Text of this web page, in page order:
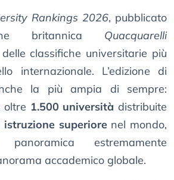
Rankings 2026, pubblicato
britannica Quacquarelli
classifiche universitarie più
internazionale. L’edizione di
la più ampia di sempre:
oltre 1.500 università distribuite
istruzione superiorenel mondo,
estremamente
accademico globale.